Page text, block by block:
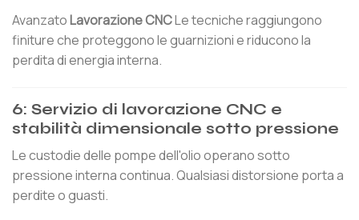
AvanzatoLavorazione CNCLe tecniche raggiungono
finiture che proteggono le guarnizioni e riducono la
perdita di energia interna.
6: Servizio di lavorazione CNC e
stabilità dimensionale sotto pressione
Le custodie delle pompe dell'olio operano sotto
pressione interna continua. Qualsiasi distorsione porta a
perdite o guasti.